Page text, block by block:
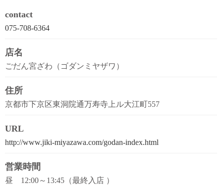
contact
075-708-6364
店名
ごだん宮ざわ（ゴダンミヤザワ）
住所
京都市下京区東洞院通万寿寺上ル大江町557
URL
http://www.jiki-miyazawa.com/godan-index.html
営業時間
昼 12:00～13:45（最終入店 ）